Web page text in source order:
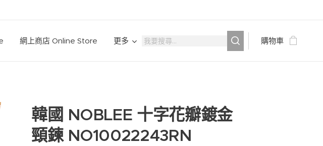
網上商店 Online Store 更多 購物車
韓國 NOBLEE 十字花瓣鍍金
頸鍊 NO10022243RN